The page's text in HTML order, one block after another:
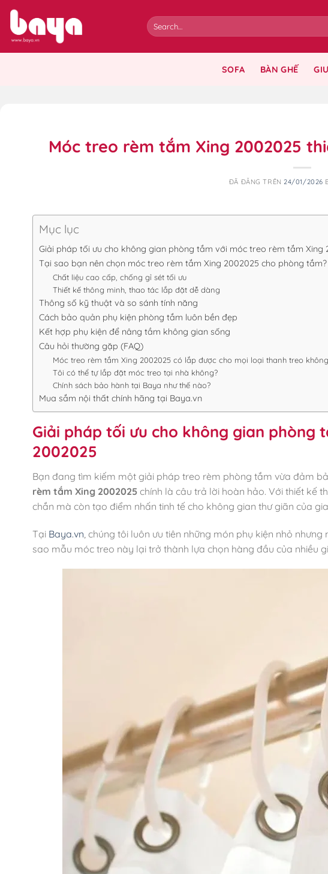
Chuyển
nội
dung
SOFA BÀN GHẾ
Móc treo rèm tắm Xing 2002025
ĐÃ ĐĂNG TRÊN24/01/2026
Mục lục
Giải pháp tối ưu cho không gian phòng tắm với móc treo rèm tắm Xing
Tại sao bạn nên chọn móc treo rèm tắm Xing 2002025 cho phòng tắm?
Chất liệu cao cấp, chống gỉ sét tối ưu
Thiết kế thông minh, thao tác lắp đặt dễ dàng
Thông số kỹ thuật và so sánh tính năng
Cách bảo quản phụ kiện phòng tắm luôn bền đẹp
Kết hợp phụ kiện để nâng tầm không gian sống
Câu hỏi thường gặp (FAQ)
Móc treo rèm tắm Xing 2002025 có lắp được cho mọi loại thanh treo
Tôi có thể tự lắp đặt móc treo tại nhà không?
Chính sách bảo hành tại Baya như thế nào?
Mua sắm nội thất chính hãng tại Baya.vn
Giải pháp tối ưu cho không gian phòng
2002025
Bạn đang tìm kiếm một giải pháp treo rèm phòng tắm vừa đảm
rèm tắm Xing 2002025 chính là câu trả lời hoàn hảo. Với thiết kế
chắn mà còn tạo điểm nhấn tinh tế cho không gian thư giãn của
Tại Baya.vn , chúng tôi luôn ưu tiên những món phụ kiện nhỏ
sao mẫu móc treo này lại trở thành lựa chọn hàng đầu của nhiều